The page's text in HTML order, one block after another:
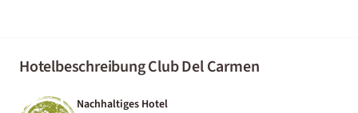
Hotelbeschreibung Club Del Carmen
Nachhaltiges Hotel